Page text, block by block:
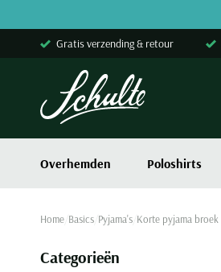
Gratis verzending & retour
Overhemden Poloshirts
Home Basics Pyjama's Korte pyjama broek
Categorieën